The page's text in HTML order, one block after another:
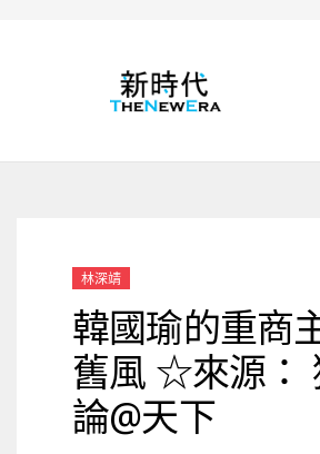
林深靖
韓國瑜的重商
舊風 ☆來源：
論@天下